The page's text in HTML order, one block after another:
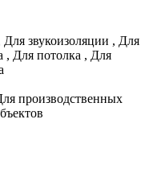
Для звукоизоляции , Для
, Для потолка , Для
производственных